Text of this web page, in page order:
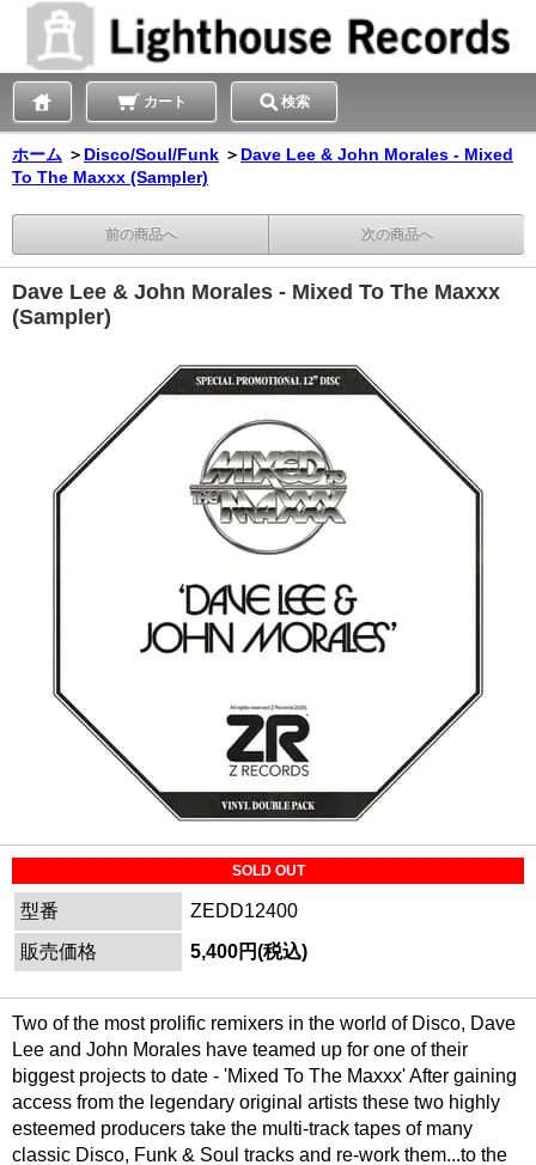
カート 検索
ホーム ＞ Disco/Soul/Funk ＞ Dave Lee & John Morales - Mixed
To The Maxxx (Sampler)
前の商品へ 次の商品へ
Dave Lee & John Morales - Mixed To The Maxxx
(Sampler)
SOLD OUT
型番
ZEDD12400
販売価格
5,400円(税込)
Two of the most prolific remixers in the world of Disco, Dave
Lee and John Morales have teamed up for one of their
biggest projects to date - 'Mixed To The Maxxx' After gaining
access from the legendary original artists these two highly
esteemed producers take the multi-track tapes of many
classic Disco, Funk & Soul tracks and re-work them...to the